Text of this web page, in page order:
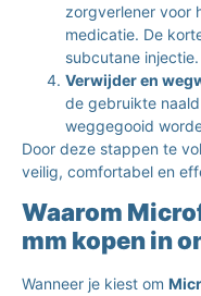
zorgverlener voor
medicatie. De
subcutane injectie.
Verwijder en
de gebruikte
weggegooid
Door deze stappen te
veilig, comfortabel en
Waarom
mm kopen in
Wanneer je kiest om